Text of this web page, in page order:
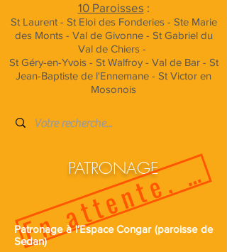
10 Paroisses :
St Laurent - St Eloi des Fonderies - Ste Marie
des Monts - Val de Givonne - St Gabriel du
Val de Chiers -
St Géry-en-Yvois - St Walfroy - Val de Bar - St
Jean-Baptiste de l'Ennemane - St Victor en
Mosonois
PATRONAGE
En attente,
Patronage à l’Espace Congar (paroisse de
Sedan)